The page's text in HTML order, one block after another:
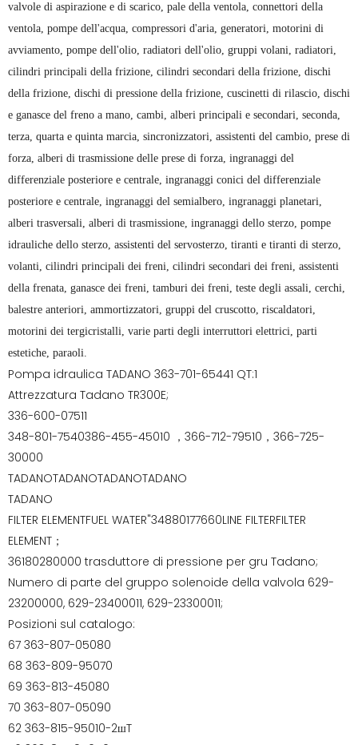
valvole di aspirazione e di scarico, pale della ventola, connettori della
ventola, pompe dell'acqua, compressori d'aria, generatori, motorini di
avviamento, pompe dell'olio, radiatori dell'olio, gruppi volani, radiatori,
cilindri principali della frizione, cilindri secondari della frizione, dischi
della frizione, dischi di pressione della frizione, cuscinetti di rilascio, dischi
e ganasce del freno a mano, cambi, alberi principali e secondari, seconda,
terza, quarta e quinta marcia, sincronizzatori, assistenti del cambio, prese di
forza, alberi di trasmissione delle prese di forza, ingranaggi del
differenziale posteriore e centrale, ingranaggi conici del differenziale
posteriore e centrale, ingranaggi del semialbero, ingranaggi planetari,
alberi trasversali, alberi di trasmissione, ingranaggi dello sterzo, pompe
idrauliche dello sterzo, assistenti del servosterzo, tiranti e tiranti di sterzo,
volanti, cilindri principali dei freni, cilindri secondari dei freni, assistenti
della frenata, ganasce dei freni, tamburi dei freni, teste degli assali, cerchi,
balestre anteriori, ammortizzatori, gruppi del cruscotto, riscaldatori,
motorini dei tergicristalli, varie parti degli interruttori elettrici, parti
estetiche, paraoli.
Pompa idraulica TADANO 363-701-65441 QT:1
Attrezzatura Tadano TR300E;
336-600-07511
348-801-7540386-455-45010 ，366-712-79510，366-725-
30000
TADANOTADANOTADANOTADANO
TADANO
FILTER ELEMENTFUEL WATER"34880177660LINE FILTERFILTER
ELEMENT；
36180280000 trasduttore di pressione per gru Tadano;
Numero di parte del gruppo solenoide della valvola 629-
23200000, 629-23400011, 629-23300011;
Posizioni sul catalogo:
67 363-807-05080
68 363-809-95070
69 363-813-45080
70 363-807-05090
62 363-815-95010-2шT